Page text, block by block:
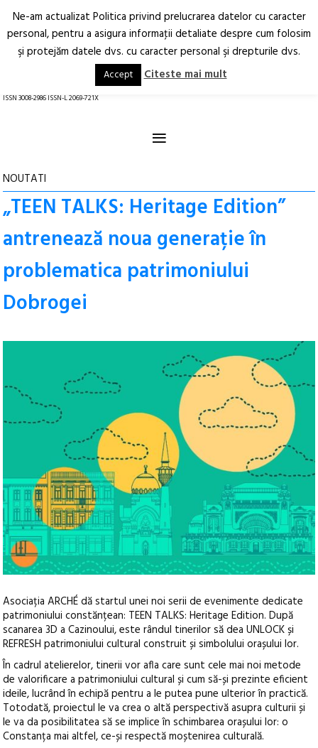
Arhitectură.
Oraș.
RO EN
ISSN 3008-2986 ISSN-L 2069-721X
≡
NOUTATI
„TEEN TALKS: Heritage Edition”
antrenează noua generație în
problematica patrimoniului
Dobrogei
Asociația ARCHÉ dă startul unei noi serii de evenimente dedicate
patrimoniului constănțean: TEEN TALKS: Heritage Edition. După
scanarea 3D a Cazinoului, este rândul tinerilor să dea UNLOCK și
REFRESH patrimoniului cultural construit și simbolului orașului lor.
În cadrul atelierelor, tinerii vor afla care sunt cele mai noi metode
de valorificare a patrimoniului cultural și cum să-și prezinte eficient
ideile, lucrând în echipă pentru a le putea pune ulterior în practică.
Totodată, proiectul le va crea o altă perspectivă asupra culturii și
le va da posibilitatea să se implice în schimbarea orașului lor: o
Constanța mai altfel, ce-și respectă moștenirea culturală.
Ne-am actualizat Politica privind prelucrarea datelor cu caracter
personal, pentru a asigura informaţii detaliate despre cum folosim
şi protejăm datele dvs. cu caracter personal şi drepturile dvs.
Accept Citeste mai mult